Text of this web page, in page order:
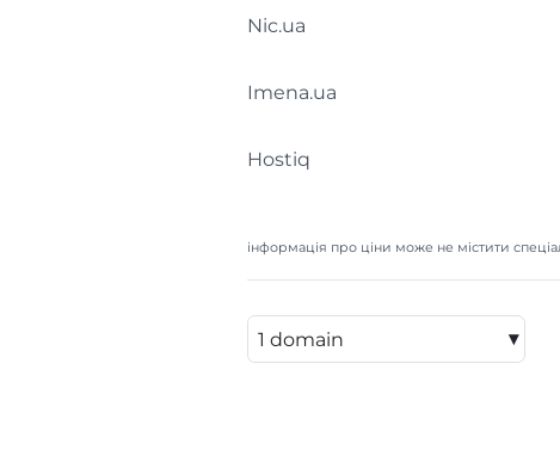
Nic.ua
Imena.ua
Hostiq
інформація про ціни може не містити
▾